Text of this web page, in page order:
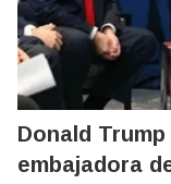
Donald
embajadora